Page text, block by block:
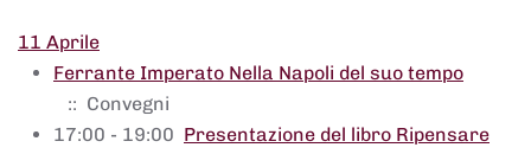
11 Aprile
Ferrante Imperato Nella Napoli del suo tempo
:: Convegni
17:00 - 19:00 Presentazione del libro Ripensare